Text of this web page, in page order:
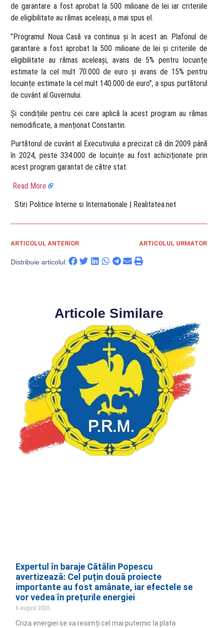
de garantare a fost aprobat la 500 milioane de lei iar criteriile
de eligibilitate au rămas aceleaşi, a mai spus el.
”Programul Noua Casă va continua şi în acest an. Plafonul de
garantare a fost aprobat la 500 milioane de lei şi criteriile de
eligibilitate au rămas aceleaşi, avans de 5% pentru locuinţe
estimate la cel mult 70.000 de euro şi avans de 15% pentru
locuinţe estimate la cel mult 140.000 de euro”, a spus purtătorul
de cuvânt al Guvernului.
Şi condiţiile pentru cei care aplică la acest program au rămas
nemodificate, a menţionat Constantin.
Purtătorul de cuvânt al Executivului a precizat că din 2009 până
în 2024, peste 334.000 de locuinţe au fost achiziţionate prin
acest program garantat de către stat.
Read More
​ Stiri Politice Interne si Internationale | Realitatea.net
ARTICOLUL ANTERIOR ARTICOLUL URMATOR
Distribuie articolul:
Articole Similare
Expertul în baraje Cătălin Popescu
avertizează: Cel puțin două proiecte
importante au fost amânate, iar efectele se
vor vedea în prețurile energiei
6 august 2026
Criza energiei se va resimți cel mai puternic la plata